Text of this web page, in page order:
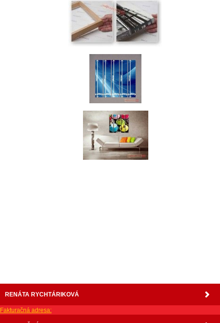
RENÁTA RYCHTÁRIKOVÁ
Fakturačná adresa: